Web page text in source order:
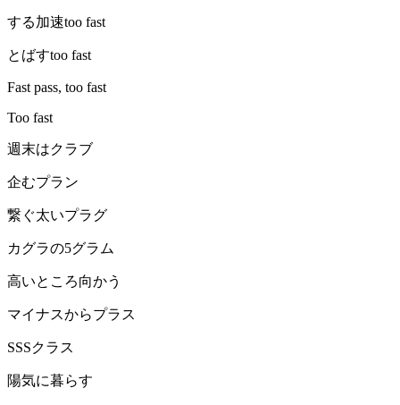
する加速too fast
とばすtoo fast
Fast pass, too fast
Too fast
週末はクラブ
企むプラン
繋ぐ太いプラグ
カグラの5グラム
高いところ向かう
マイナスからプラス
SSSクラス
陽気に暮らす